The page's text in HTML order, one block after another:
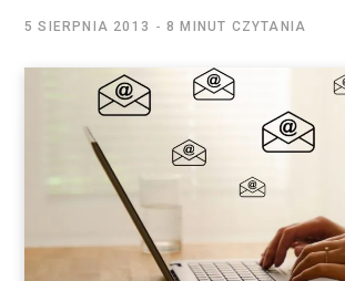
5 SIERPNIA 2013 8 MINUT CZYTANIA